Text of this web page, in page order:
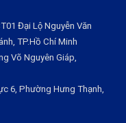
Đại Lộ Nguyễn Văn
TP.Hồ Chí Minh
Võ Nguyên Giáp,
6, Phường Hưng Thạnh,